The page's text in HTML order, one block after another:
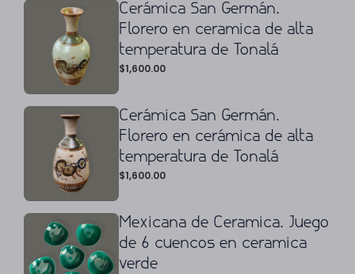
Cerámica San Germán.
Florero en ceramica de alta
temperatura de Tonalá
$1,600.00
Cerámica San Germán.
Florero en cerámica de alta
temperatura de Tonalá
$1,600.00
Mexicana de Ceramica. Juego
de 6 cuencos en ceramica
verde